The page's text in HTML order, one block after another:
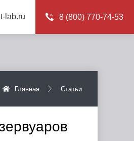
lab.ru 8 (800) 770-74-53
Главная Статьи